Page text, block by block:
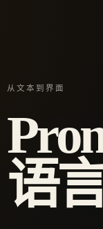
从文本到界面
语